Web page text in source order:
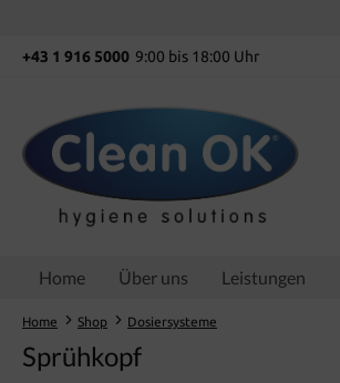
+43 1 916 5000 9:00 bis 18:00 Uhr
Home Über uns Leistungen
Home Shop Dosiersysteme
Sprühkopf